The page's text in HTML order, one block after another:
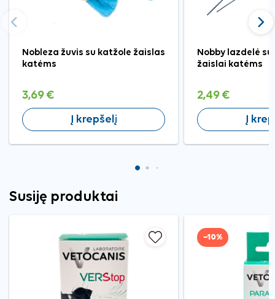
Nobleza žuvis su katžole žaislas
katėms
3,69 €
Į krepšelį
Nobby lazdelė
žaislai katėms
2,49 €
Į
Ankstesnis
Susiję produktai
−10%